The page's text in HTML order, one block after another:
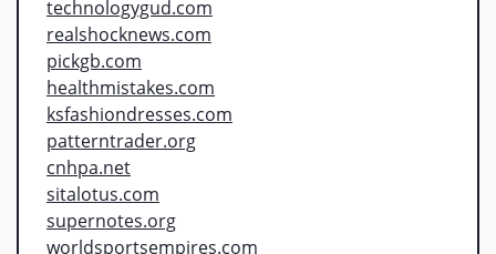
technologygud.com
realshocknews.com
pickgb.com
healthmistakes.com
ksfashiondresses.com
patterntrader.org
cnhpa.net
sitalotus.com
supernotes.org
worldsportsempires.com